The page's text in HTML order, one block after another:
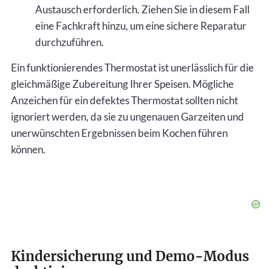
Austausch erforderlich. Ziehen Sie in diesem Fall
eine Fachkraft hinzu, um eine sichere Reparatur
durchzuführen.
Ein funktionierendes Thermostat ist unerlässlich für die
gleichmäßige Zubereitung Ihrer Speisen. Mögliche
Anzeichen für ein defektes Thermostat sollten nicht
ignoriert werden, da sie zu ungenauen Garzeiten und
unerwünschten Ergebnissen beim Kochen führen
können.
Kindersicherung und Demo-Modus